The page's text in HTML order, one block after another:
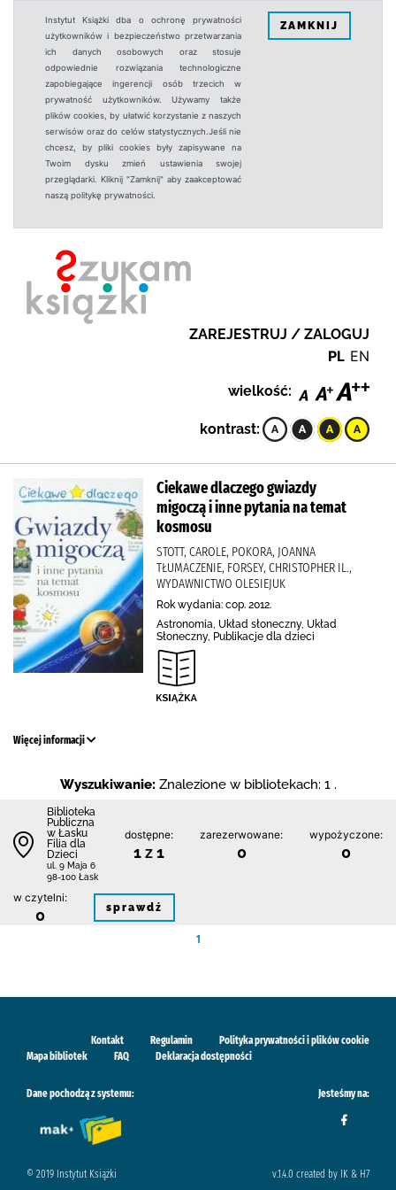
Instytut Książki dba o ochronę prywatności
użytkowników i bezpieczeństwo przetwarzania
ich danych osobowych oraz stosuje
odpowiednie rozwiązania technologiczne
zapobiegające ingerencji osób trzecich w
prywatność użytkowników. Używamy także
plików cookies, by ułatwić korzystanie z naszych
serwisów oraz do celów statystycznych.Jeśli nie
chcesz, by pliki cookies były zapisywane na
Twoim dysku zmień ustawienia swojej
przeglądarki. Kliknij "Zamknij" aby zaakceptować
naszą politykę prywatności.
ZAMKNIJ
ZAREJESTRUJ / ZALOGUJ
PL EN
wielkość:
kontrast:
Ciekawe dlaczego gwiazdy
migoczą i inne pytania na temat
kosmosu
STOTT, CAROLE, POKORA, JOANNA
TŁUMACZENIE, FORSEY, CHRISTOPHER IL.,
WYDAWNICTWO OLESIEJUK
Rok wydania: cop. 2012.
Astronomia, Układ słoneczny, Układ
Słoneczny, Publikacje dla dzieci
Więcej informacji
Wyszukiwanie: Znalezione w bibliotekach: 1 .
Biblioteka
Publiczna
w Łasku
Filia dla
Dzieci
ul. 9 Maja 6
98-100 Łask
dostępne:
1 z 1
zarezerwowane:
0
wypożyczone:
0
w czytelni:
0 sprawdź
1
Kontakt Regulamin
Polityka prywatności i plików cookie
Mapa bibliotek
FAQ Deklaracja dostępności
Dane pochodzą z systemu: Jesteśmy na:
© 2019 Instytut Książki v.1.4.0 created by IK & H7